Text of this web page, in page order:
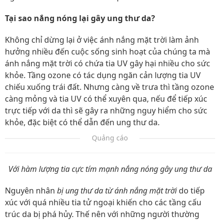
Tại sao nắng nóng lại gây ung thư da?
Không chỉ dừng lại ở việc ánh nắng mặt trời làm ảnh
hưởng nhiều đến cuộc sống sinh hoạt của chúng ta mà
ánh nắng mặt trời có chứa tia UV gây hại nhiều cho sức
khỏe. Tầng ozone có tác dụng ngăn cản lượng tia UV
chiếu xuống trái đất. Nhưng càng về trưa thì tầng ozone
càng mỏng và tia UV có thể xuyên qua, nếu để tiếp xúc
trực tiếp với da thì sẽ gây ra những nguy hiểm cho sức
khỏe, đặc biệt có thể dẫn đến ung thư da.
Quảng cáo
Với hàm lượng tia cực tím mạnh nắng nóng gây ung thư da
Nguyên nhân bị ung thư da từ ánh nắng mặt trờido tiếp
xúc với quá nhiều tia tử ngoại khiến cho các tầng cấu
trúc da bị phá hủy. Thế nên với những người thường